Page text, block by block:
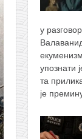
у
упознати
та
је